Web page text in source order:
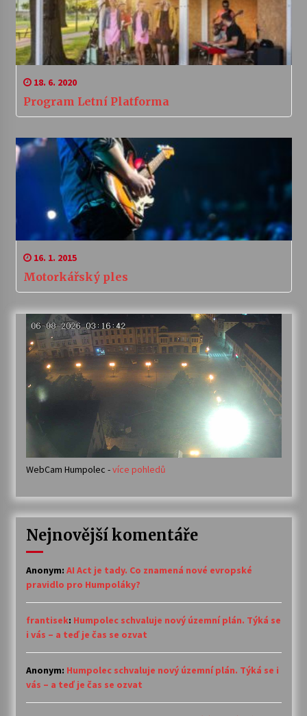
18. 6. 2020
Program Letní Platforma
16. 1. 2015
Motorkářský ples
WebCam Humpolec -více pohledů
Nejnovější komentáře
Anonym: AI Act je tady. Co znamená nové evropské
pravidlo pro Humpoláky?
frantisek: Humpolec schvaluje nový územní plán. Týká se
i vás – a teď je čas se ozvat
Anonym: Humpolec schvaluje nový územní plán. Týká se i
vás – a teď je čas se ozvat